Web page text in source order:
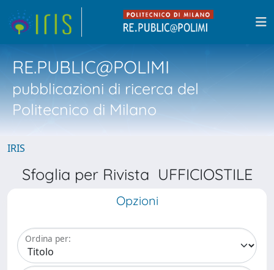
RE.PUBLIC@POLIMI
pubblicazioni di ricerca del
Politecnico di Milano
IRIS
Sfoglia per Rivista UFFICIOSTILE
Opzioni
Ordina per: